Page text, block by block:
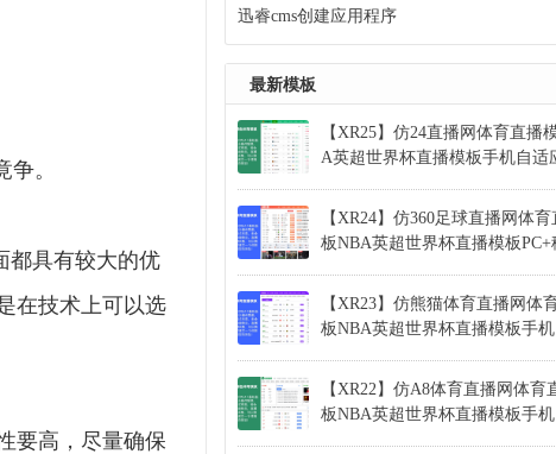
。
都具有较大的优
在技术上可以选
要高，尽量确保
迅睿cms创建应用程序
最新模板
【XR25】仿24直播网体育直播
A英超世界杯直播模板手机自适
【XR24】仿360足球直播网体
板NBA英超世界杯直播模板PC+
【XR23】仿熊猫体育直播网体
板NBA英超世界杯直播模板手
【XR22】仿A8体育直播网体育
板NBA英超世界杯直播模板手